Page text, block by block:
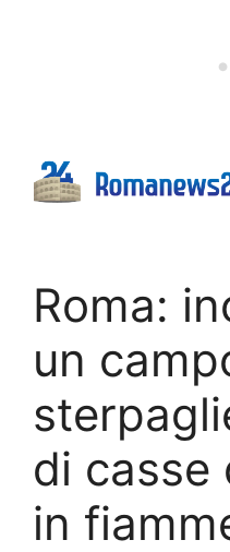
Roma:
un
di casse
in